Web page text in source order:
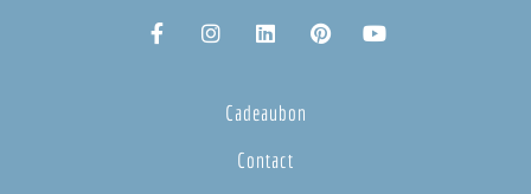
Cadeaubon
Contact